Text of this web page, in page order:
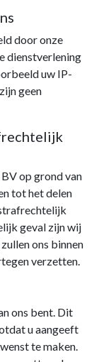
door onze
dienstverlening
uw IP-
geen
op grond van
tot het delen
geval zijn wij
ons binnen
verzetten.
ons bent. Dit
u aangeeft
te maken.